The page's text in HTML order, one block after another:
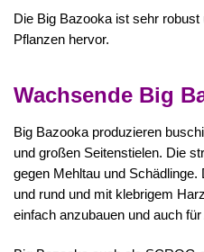
Die Big Bazooka ist sehr
Pflanzen hervor.
Wachsende Big
Big Bazooka produzieren
und großen Seitenstielen. Die
gegen Mehltau und
und rund und mit klebrigem
einfach anzubauen und auch